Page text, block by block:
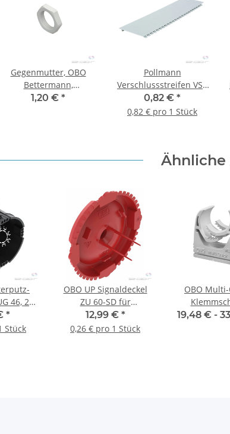
Gegenmutter, OBO
Bettermann,
metrisches Gewinde,
1,20 € *
Pollmann
Verschlussstreifen VST
220 ws
0,82 € *
0,82 € pro 1 Stück
Ähnliche
*
Stück
OBO UP Signaldeckel
ZU 60-SD für
Unterputzdosen,
60mm, 50 Stück
12,99 € *
0,26 € pro 1 Stück
OBO
lichtgrau,
19,48 € -